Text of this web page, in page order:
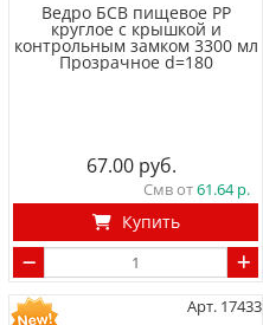
Ведро БСВ пищевое PP
круглое с крышкой и
контрольным замком 3300 мл
Прозрачное d=180
67.00
Смв от61.64
Купить
Арт. 17433